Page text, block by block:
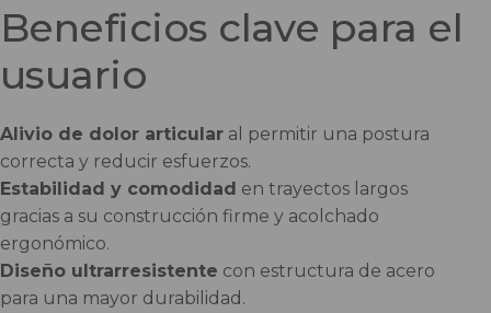
Beneficios clave para el
usuario
Alivio de dolor articular al permitir una postura
correcta y reducir esfuerzos.
Estabilidad y comodidad en trayectos largos
gracias a su construcción firme y acolchado
ergonómico.
Diseño ultrarresistente con estructura de acero
para una mayor durabilidad.